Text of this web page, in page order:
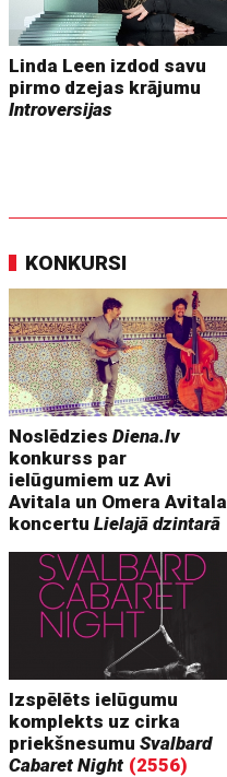
Linda Leen izdod savu
pirmo dzejas krājumu
Introversijas
KONKURSI
NoslēdziesDiena.lv
konkurss par
ielūgumiem uz Avi
Avitala un Omera Avitala
koncertuLielajā dzintarā
Izspēlēts ielūgumu
komplekts uz cirka
priekšnesumuSvalbard
Cabaret Night (2556)